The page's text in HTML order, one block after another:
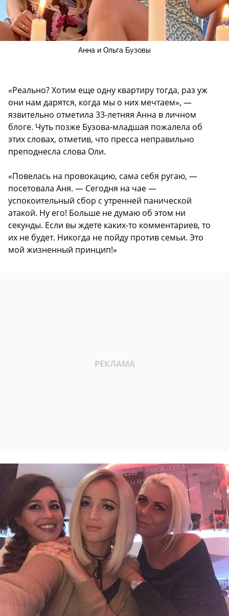
Анна и Ольга Бузовы
«Реально? Хотим еще одну квартиру тогда, раз уж
они нам дарятся, когда мы о них мечтаем», —
язвительно отметила 33-летняя Анна в личном
блоге. Чуть позже Бузова-младшая пожалела об
этих словах, отметив, что пресса неправильно
преподнесла слова Оли.
«Повелась на провокацию, сама себя ругаю, —
посетовала Аня. — Сегодня на чае —
успокоительный сбор с утренней панической
атакой. Ну его! Больше не думаю об этом ни
секунды. Если вы ждете каких-то комментариев, то
их не будет. Никогда не пойду против семьи. Это
мой жизненный принцип!»